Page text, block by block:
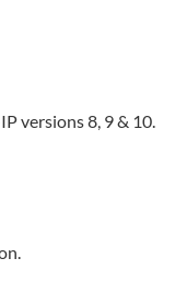
versions 8, 9 & 10.